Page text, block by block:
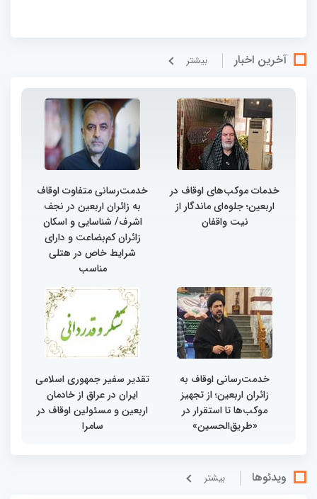
آخرین اخبار بيشتر
خدمات موکب‌های اوقاف در
اربعین؛ جلوه‌ای ماندگار از
نیت واقفان
خدمت‌رسانی متفاوت اوقاف
به زائران اربعین در نجف
اشرف/ شناسایی و اسکان
زائران کم‌بضاعت و دارای
شرایط خاص در هتلی
مناسب
خدمت‌رسانی اوقاف به
زائران اربعین؛ از تجهیز
موکب‌ها تا استقرار در
«طریق‌الحسین»
تقدیر سفیر جمهوری اسلامی
ایران در عراق از خادمان
اربعین و مسئولین اوقاف در
سامرا
ویدئوها بيشتر